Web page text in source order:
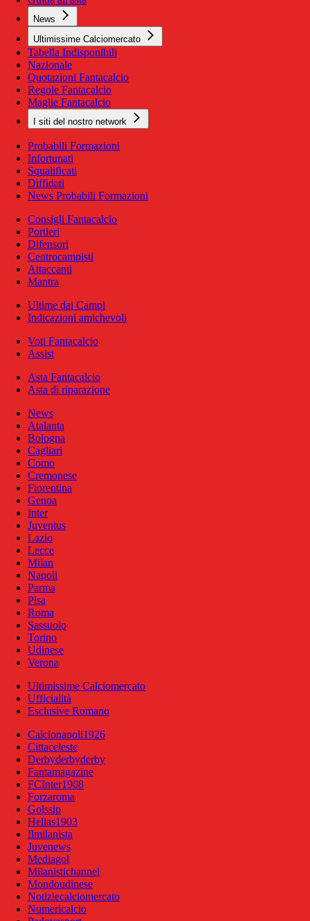
News
Ultimissime Calciomercato
Tabella Indisponibili
Nazionale
Quotazioni Fantacalcio
Regole Fantacalcio
Maglie Fantacalcio
I siti del nostro network
Probabili Formazioni
Infortunati
Squalificati
Diffidati
News Probabili Formazioni
Consigli Fantacalcio
Portieri
Difensori
Centrocampisti
Attaccanti
Mantra
Ultime dai Campi
Indicazioni amichevoli
Voti Fantacalcio
Assist
Asta Fantacalcio
Asta di riparazione
News
Atalanta
Bologna
Cagliari
Como
Cremonese
Fiorentina
Genoa
Inter
Juventus
Lazio
Lecce
Milan
Napoli
Parma
Pisa
Roma
Sassuolo
Torino
Udinese
Verona
Ultimissime Calciomercato
Ufficialità
Esclusive Romano
Calcionapoli1926
Cittaceleste
Derbyderbyderby
Fantamagazine
FCInter1908
Forzaroma
Golssip
Hellas1903
Ilmilanista
Juvenews
Mediagol
Milanistichannel
Mondoudinese
Notiziecalciomercato
Numericalcio